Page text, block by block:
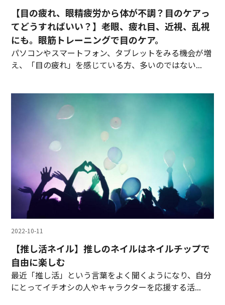
【目の疲れ、眼精疲労から体が不調？目のケアっ
てどうすればいい？】老眼、疲れ目、近視、乱視
にも。眼筋トレーニングで目のケア。
パソコンやスマートフォン、タブレットをみる機会が増
え、「目の疲れ」を感じている方、多いのではない...
2022-10-11
【推し活ネイル】推しのネイルはネイルチップで
自由に楽しむ
最近「推し活」という言葉をよく聞くようになり、自分
にとってイチオシの人やキャラクターを応援する活...